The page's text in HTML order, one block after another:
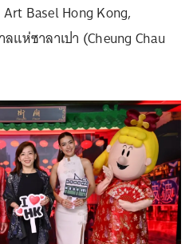
Art Basel Hong Kong,
แห่ซาลาเปา (Cheung Chau